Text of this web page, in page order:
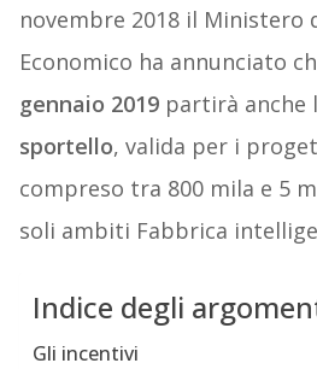
novembre 2018 il Ministero
Economico ha annunciato
gennaio 2019partirà anche
sportello, valida per i
compreso tra 800 mila e 5
soli ambiti Fabbrica
Indice degli
Gli incentivi